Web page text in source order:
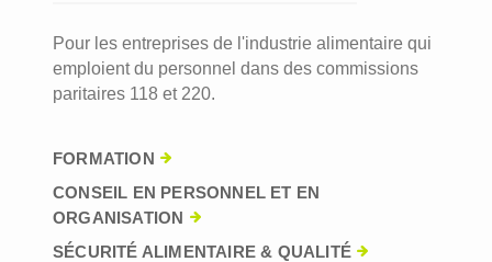
Pour les entreprises de l'industrie alimentaire qui
emploient du personnel dans des commissions
paritaires 118 et 220.
FORMATION
CONSEIL EN PERSONNEL ET EN
ORGANISATION
SÉCURITÉ ALIMENTAIRE & QUALITÉ